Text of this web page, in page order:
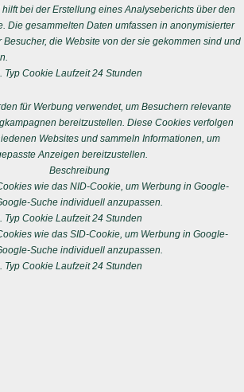
bei der Erstellung eines Analyseberichts über den
Die gesammelten Daten umfassen in anonymisierter
Besucher, die Website von der sie gekommen sind und
Typ Cookie Laufzeit 24 Stunden
für Werbung verwendet, um Besuchern relevante
bereitzustellen. Diese Cookies verfolgen
Websites und sammeln Informationen, um
Anzeigen bereitzustellen.
Beschreibung
wie das NID-Cookie, um Werbung in Google-
Suche individuell anzupassen.
Typ Cookie Laufzeit 24 Stunden
wie das SID-Cookie, um Werbung in Google-
Suche individuell anzupassen.
Typ Cookie Laufzeit 24 Stunden